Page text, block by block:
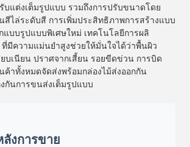
บแต่งเต็มรูปแบบ รวมถึงการปรับขนาดโดย
สีไล่ระดับสี การเพิ่มประสิทธิภาพการสร้างแบบ
แบบรูปแบบพิเศษใหม่ เทคโนโลยีการผลิ
ที่มีความแม่นยำสูงช่วยให้มั่นใจได้ว่าพื้นผิว
บเนียน ปราศจากเสี้ยน รอยขีดข่วน การบิด
ค้าทั้งหมดจัดส่งพร้อมกล่องไม้ส่งออกกัน
กันการขนส่งเต็มรูปแบบ
งการขาย